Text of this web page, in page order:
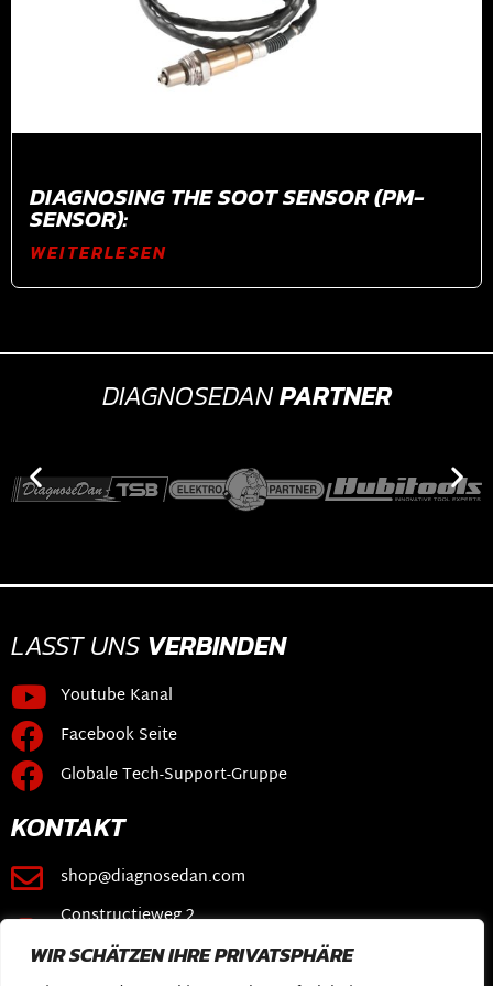
WIR SCHÄTZEN IHRE PRIVATSPHÄRE
DIAGNOSING THE SOOT SENSOR (PM-
SENSOR):
WEITERLESEN
DIAGNOSEDANPARTNER
LASST UNS VERBINDEN
Youtube Kanal
Facebook Seite
Globale Tech-Support-Gruppe
KONTAKT
shop@diagnosedan.com
Constructieweg 2
3641 SB Mijdrecht